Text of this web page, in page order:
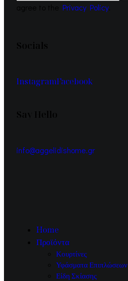
Privacy Policy
InstagramFacebook
info@aggelidishome.gr
Home
Προϊόντα
Κουρτίνες
Υφάσματα Επιπλώσεων
Είδη Σκίασης